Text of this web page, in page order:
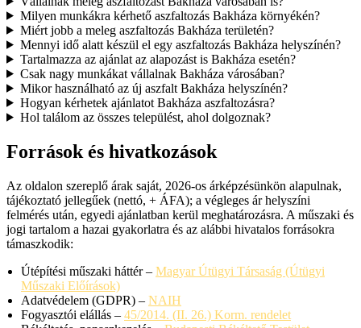
Milyen munkákra kérhető aszfaltozás Bakháza környékén?
Miért jobb a meleg aszfaltozás Bakháza területén?
Mennyi idő alatt készül el egy aszfaltozás Bakháza helyszínén?
Tartalmazza az ajánlat az alapozást is Bakháza esetén?
Csak nagy munkákat vállalnak Bakháza városában?
Mikor használható az új aszfalt Bakháza helyszínén?
Hogyan kérhetek ajánlatot Bakháza aszfaltozásra?
Hol találom az összes települést, ahol dolgoznak?
Források és hivatkozások
Az oldalon szereplő árak saját, 2026-os árképzésünkön alapulnak,
tájékoztató jellegűek (nettó, + ÁFA); a végleges ár helyszíni
felmérés után, egyedi ajánlatban kerül meghatározásra. A műszaki és
jogi tartalom a hazai gyakorlatra és az alábbi hivatalos forrásokra
támaszkodik:
Útépítési műszaki háttér – Magyar Útügyi Társaság (Útügyi
Műszaki Előírások)
Adatvédelem (GDPR) – NAIH
Fogyasztói elállás – 45/2014. (II. 26.) Korm. rendelet